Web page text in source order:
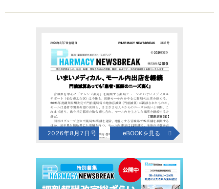
2026年8月7日号 eBOOKを見る